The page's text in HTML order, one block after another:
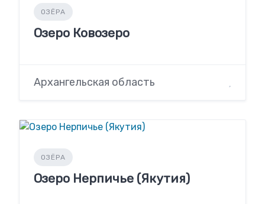
ОЗЁРА
Озеро Ковозеро
Архангельская область
ОЗЁРА
Озеро Нерпичье (Якутия)